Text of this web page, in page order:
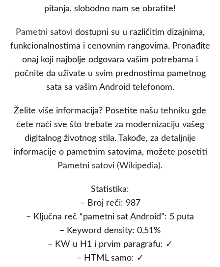
pitanja, slobodno nam se obratite!
Pametni satovidostupni su u različitim dizajnima,
funkcionalnostima i cenovnim rangovima. Pronađite
onaj koji najbolje odgovara vašim potrebama i
počnite da uživate u svim prednostima pametnog
sata sa vašim Android telefonom.
Želite više informacija? Posetite našu tehniku gde
ćete naći sve što trebate za modernizaciju vašeg
digitalnog životnog stila. Takođe, za detaljnije
informacije o pametnim satovima, možete posetiti
Pametni satovi (Wikipedia).
Statistika:
– Broj reči: 987
– Ključna reč “pametni sat Android”: 5 puta
– Keyword density: 0,51%
– KW u H1 i prvim paragrafu: ✓
– HTML samo: ✓